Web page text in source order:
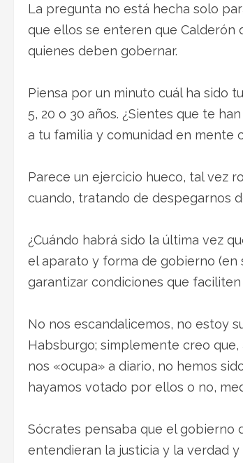
La pregunta no está hecha solo
que ellos se enteren que Calderón
quienes deben gobernar.
Piensa por un minuto cuál ha sido
5, 20 o 30 años. ¿Sientes que te
a tu familia y comunidad en mente
Parece un ejercicio hueco, tal vez
cuando, tratando de despegarnos
¿Cuándo habrá sido la última vez
el aparato y forma de gobierno (en
garantizar condiciones que
No nos escandalicemos, no estoy
Habsburgo; simplemente creo
nos «ocupa» a diario, no hemos
hayamos votado por ellos o no,
Sócrates pensaba que el gobierno
entendieran la justicia y la verdad